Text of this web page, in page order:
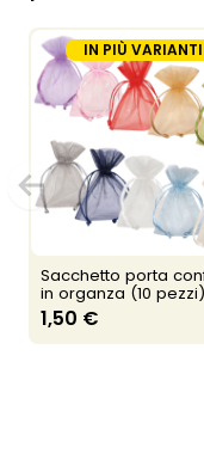
IN PIÙ VARIANTI
Sacchetto porta
in organza (10 pezzi)
1,50 €